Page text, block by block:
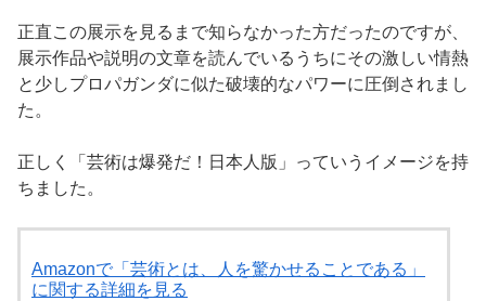
正直この展示を見るまで知らなかった方だったのですが、
展示作品や説明の文章を読んでいるうちにその激しい情熱
と少しプロパガンダに似た破壊的なパワーに圧倒されまし
た。
正しく「芸術は爆発だ！日本人版」っていうイメージを持
ちました。
Amazonで「芸術とは、人を驚かせることである」
に関する詳細を見る